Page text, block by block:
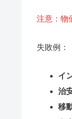
注意：物
失敗例：
イ
治
移